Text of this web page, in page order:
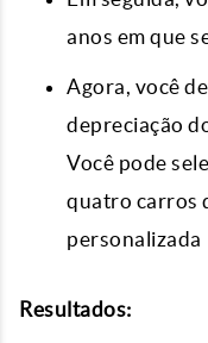
anos em que
Agora, você
depreciação
Você pode
quatro carros
personalizada
Resultados: